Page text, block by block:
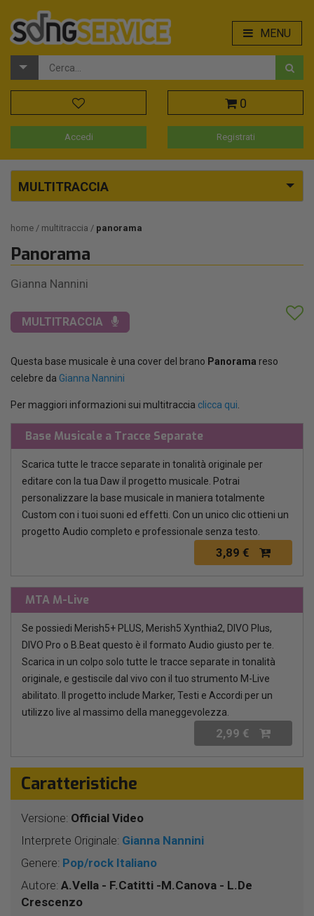
MENU
0
Accedi Registrati
MULTITRACCIA
home multitraccia panorama
Panorama
Gianna Nannini
MULTITRACCIA
Questa base musicale è una cover del brano Panorama reso
celebre da Gianna Nannini
Per maggiori informazioni sui multitraccia clicca qui
Base Musicale a Tracce Separate
Scarica tutte le tracce separate in tonalità originale per
editare con la tua Daw il progetto musicale. Potrai
personalizzare la base musicale in maniera totalmente
Custom con i tuoi suoni ed effetti. Con un unico clic ottieni un
progetto Audio completo e professionale senza testo.
3,89 €
MTA M-Live
Se possiedi Merish5+ PLUS, Merish5 Xynthia2, DIVO Plus,
DIVO Pro o B.Beat questo è il formato Audio giusto per te.
Scarica in un colpo solo tutte le tracce separate in tonalità
originale, e gestiscile dal vivo con il tuo strumento M-Live
abilitato. Il progetto include Marker, Testi e Accordi per un
utilizzo live al massimo della maneggevolezza.
2,99 €
Caratteristiche
Versione: Official Video
Interprete Originale: Gianna Nannini
Genere: Pop/rock Italiano
Autore: A.Vella - F.Catitti -M.Canova - L.De
Crescenzo